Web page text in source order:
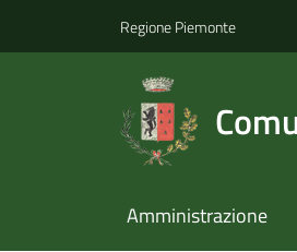
Regione Piemonte
Amministrazione